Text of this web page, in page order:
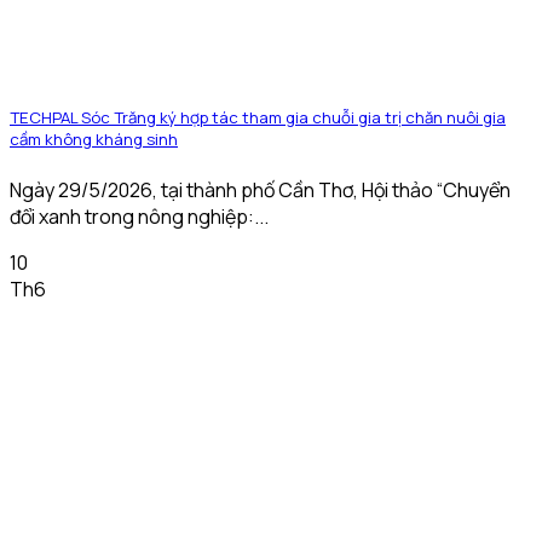
TECHPAL Sóc Trăng ký hợp tác tham gia chuỗi gia trị chăn nuôi gia
cầm không kháng sinh
Ngày 29/5/2026, tại thành phố Cần Thơ, Hội thảo “Chuyển
đổi xanh trong nông nghiệp:...
10
Th6